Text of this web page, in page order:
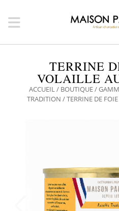
TERRINE
VOLAILLE
ACCUEIL/ BOUTIQUE/
TRADITION / TERRINE DE